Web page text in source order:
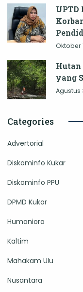
UPTD
Oktober
yang
Agustus
Categories
Advertorial
Diskominfo Kukar
Diskominfo PPU
DPMD Kukar
Humaniora
Kaltim
Mahakam Ulu
Nusantara